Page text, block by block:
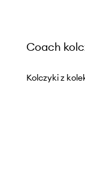
Coach
Kolczyki z